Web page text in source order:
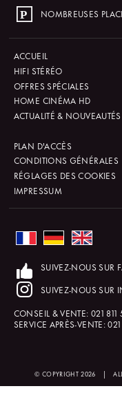
NOMBREUSES
ACCUEIL
HIFI STÉRÉO
OFFRES SPÉCIALES
HOME CINÉMA HD
ACTUALITÉ & NOUVEAUTÉS
PLAN D'ACCÈS
CONDITIONS GÉNÉRALES
RÉGLAGES DES COOKIES
IMPRESSUM
SUIVEZ-NOUS SUR
SUIVEZ-NOUS SUR
CONSEIL & VENTE: 021 811
SERVICE APRÈS-VENTE:
© COPYRIGHT 2026 |